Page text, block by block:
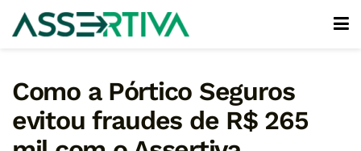
Como a Pórtico Seguros
evitou fraudes de R$ 265